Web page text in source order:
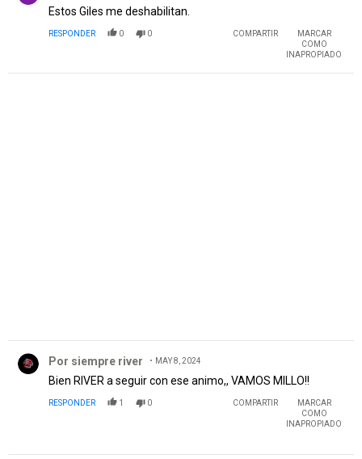
Estos Giles me deshabilitan.
RESPONDER 0 0 COMPARTIR
MARCAR
COMO
INAPROPIADO
Por siempre river MAY 8, 2024
Bien RIVER a seguir con ese animo,, VAMOS MILLO!!
RESPONDER 1 0 COMPARTIR
MARCAR
COMO
INAPROPIADO